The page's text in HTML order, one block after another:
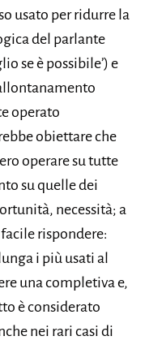
usato per ridurre la
del parlante
se è possibile’) e
operato
obiettare che
operare su tutte
su quelle dei
necessità; a
rispondere:
i più usati al
una completiva e,
è considerato
nei rari casi di